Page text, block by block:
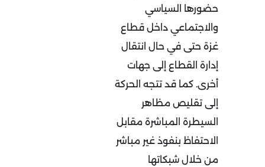
حضورها السياسي
والاجتماعي داخل قطاع
غزة حتى في حال انتقال
إدارة القطاع إلى جهات
أخرى. كما قد تتجه الحركة
إلى تقليص مظاهر
السيطرة المباشرة مقابل
الاحتفاظ بنفوذ غير مباشر
من خلال شبكاتها